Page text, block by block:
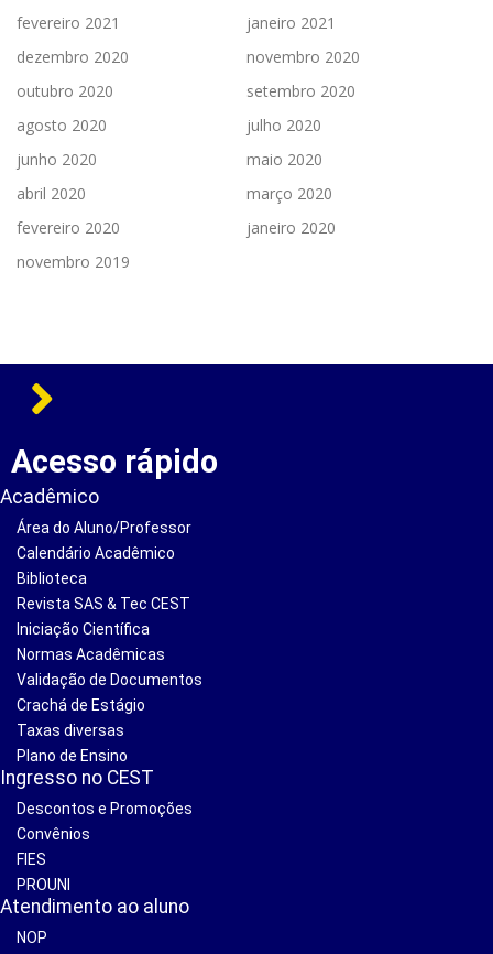
fevereiro 2021
janeiro 2021
dezembro 2020
novembro 2020
outubro 2020
setembro 2020
agosto 2020
julho 2020
junho 2020
maio 2020
abril 2020
março 2020
fevereiro 2020
janeiro 2020
novembro 2019
Acesso rápido
Acadêmico
Área do Aluno/Professor
Calendário Acadêmico
Biblioteca
Revista SAS & Tec CEST
Iniciação Científica
Normas Acadêmicas
Validação de Documentos
Crachá de Estágio
Taxas diversas
Plano de Ensino
Ingresso no CEST
Descontos e Promoções
Convênios
FIES
PROUNI
Atendimento ao aluno
NOP